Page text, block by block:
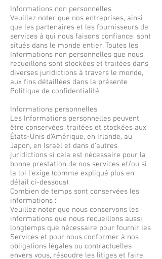
Informations non personnelles
Veuillez noter que nos entreprises, ainsi
que les partenaires et les fournisseurs de
services à qui nous faisons confiance, sont
situés dans le monde entier. Toutes les
Informations non personnelles que nous
recueillons sont stockées et traitées dans
diverses juridictions à travers le monde,
aux fins détaillées dans la présente
Politique de confidentialité.
Informations personnelles
Les Informations personnelles peuvent
être conservées, traitées et stockées aux
États-Unis d'Amérique, en Irlande, au
Japon, en Israël et dans d'autres
juridictions si cela est nécessaire pour la
bonne prestation de nos services et/ou si
la loi l'exige (comme expliqué plus en
détail ci-dessous).
Combien de temps sont conservées les
informations :
Veuillez noter que nous conservons les
informations que nous recueillons aussi
longtemps que nécessaire pour fournir les
Services et pour nous conformer à nos
obligations légales ou contractuelles
envers vous, résoudre les litiges et faire